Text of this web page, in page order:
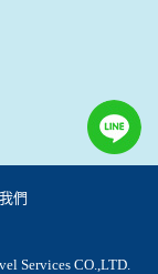
資料。
供您的個人識別
特定使用指
們
Services CO.,LTD.